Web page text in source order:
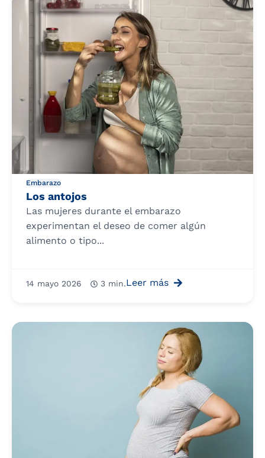
Embarazo
Los antojos
Las mujeres durante el embarazo
experimentan el deseo de comer algún
alimento o tipo...
14 mayo 2026 3 min.Leer más